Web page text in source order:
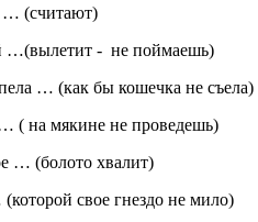
(считают)
…(вылетит - не поймаешь)
… (как бы кошечка не съела)
( на мякине не проведешь)
… (болото хвалит)
свое гнездо не мило)